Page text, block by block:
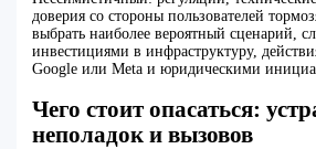
доверия со стороны пользователей
выбрать наиболее вероятный сценарий,
инвестициями в инфраструктуру,
Google или Meta и юридическими
Чего стоит опасаться:
неполадок и вызовов